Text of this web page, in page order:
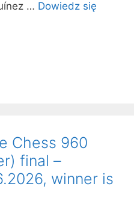
… Dowiedz się
Chess 960
final –
winner is